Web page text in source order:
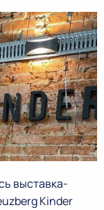
выставка-
Kinder